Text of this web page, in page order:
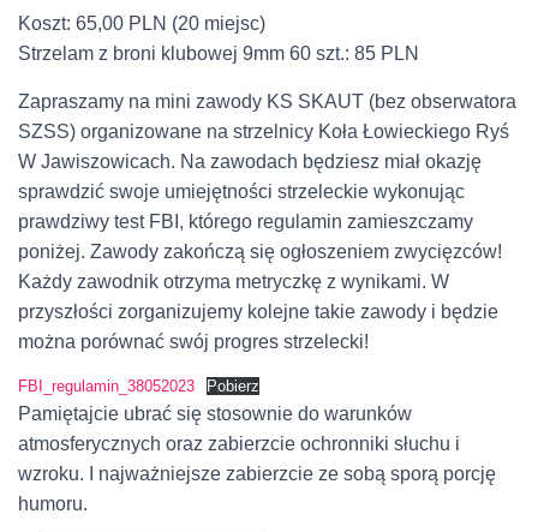
Koszt: 65,00 PLN (20 miejsc)
Strzelam z broni klubowej 9mm 60 szt.: 85 PLN
Zapraszamy na mini zawody KS SKAUT (bez obserwatora
SZSS) organizowane na strzelnicy Koła Łowieckiego Ryś
W Jawiszowicach. Na zawodach będziesz miał okazję
sprawdzić swoje umiejętności strzeleckie wykonując
prawdziwy test FBI, którego regulamin zamieszczamy
poniżej. Zawody zakończą się ogłoszeniem zwycięzców!
Każdy zawodnik otrzyma metryczkę z wynikami. W
przyszłości zorganizujemy kolejne takie zawody i będzie
można porównać swój progres strzelecki!
FBI_regulamin_38052023 Pobierz
Pamiętajcie ubrać się stosownie do warunków
atmosferycznych oraz zabierzcie ochronniki słuchu i
wzroku. I najważniejsze zabierzcie ze sobą sporą porcję
humoru.